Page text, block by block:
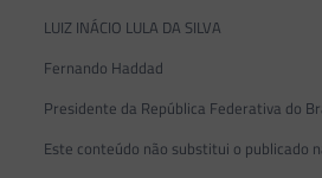
LUIZ INÁCIO LULA DA SILVA
Fernando Haddad
Presidente da República Federativa do
Este conteúdo não substitui o publicado